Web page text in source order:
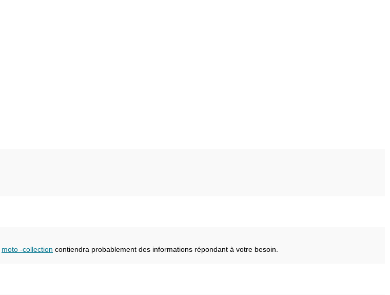
moto -collection contiendra probablement des informations répondant à votre besoin.